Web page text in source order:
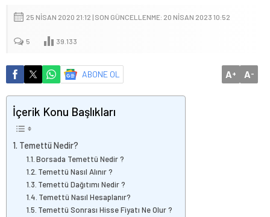
25 NISAN 2020 21:12 | SON GÜNCELLENME: 20 NISAN 2023 10:52
5 39.133
ABONE OL A+ A-
İçerik Konu Başlıkları
Temettü Nedir?
Borsada Temettü Nedir ?
Temettü Nasıl Alınır ?
Temettü Dağıtımı Nedir ?
Temettü Nasıl Hesaplanır?
Temettü Sonrası Hisse Fiyatı Ne Olur ?